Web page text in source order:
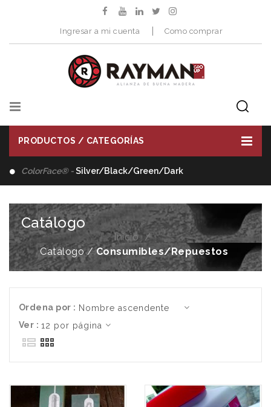
Ingresar a mi cuenta Como comprar
PRODUCTOS / CATEGORÍAS
ColorFace® -Silver/Black/Green/Dark
Catálogo
Inicio
Catálogo /Consumibles/Repuestos
Ordena por :
Ver :